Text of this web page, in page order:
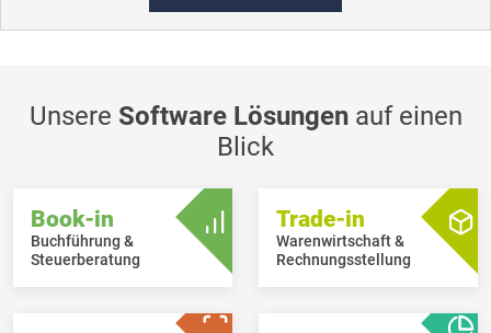
Unsere Software Lösungenauf einen
Blick
Book-in
Buchführung &
Steuerberatung
Trade-in
Warenwirtschaft &
Rechnungsstellung